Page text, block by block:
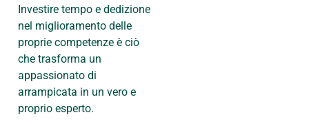
Investire tempo e dedizione
nel miglioramento delle
proprie competenze è ciò
che trasforma un
appassionato di
arrampicata in un vero e
proprio esperto.